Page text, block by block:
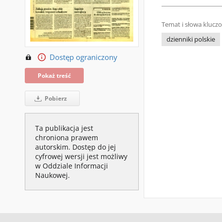
Dostęp ograniczony
Pokaż treść
Pobierz
Ta publikacja jest
chroniona prawem
autorskim. Dostęp do jej
cyfrowej wersji jest możliwy
w Oddziale Informacji
Naukowej.
Temat i słowa
dzienniki polskie